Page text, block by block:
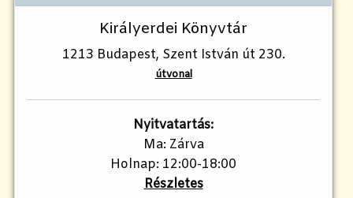
Királyerdei Könyvtár
1213 Budapest, Szent István út 230.
útvonal
Nyitvatartás:
Ma: Zárva
Holnap: 12:00-18:00
Részletes